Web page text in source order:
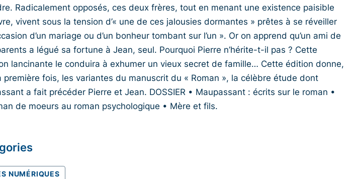
Radicalement opposés, ces deux frères, tout en menant une existence paisible
vivent sous la tension d’« une de ces jalousies dormantes » prêtes à se réveiller
d’un mariage ou d’un bonheur tombant sur l’un ». Or on apprend qu’un ami de
a légué sa fortune à Jean, seul. Pourquoi Pierre n’hérite-t-il pas ? Cette
lancinante le conduira à exhumer un vieux secret de famille… Cette édition donne,
première fois, les variantes du manuscrit du « Roman », la célèbre étude dont
a fait précéder Pierre et Jean. DOSSIER • Maupassant : écrits sur le roman •
de moeurs au roman psychologique • Mère et fils.
NUMÉRIQUES